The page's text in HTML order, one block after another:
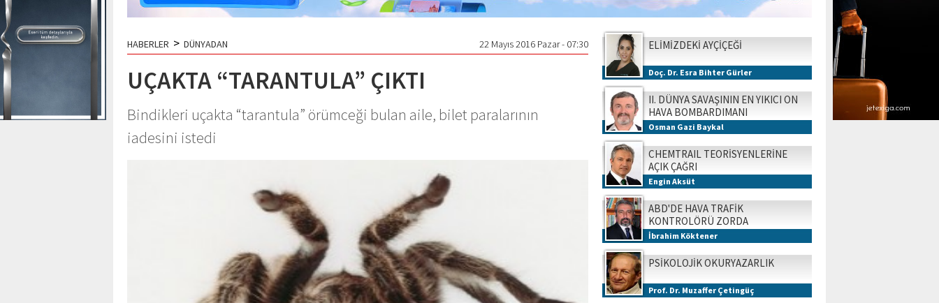
HABERLER > DÜNYADAN 22 Mayıs 2016 Pazar - 07:30
UÇAKTA “TARANTULA” ÇIKTI
Bindikleri uçakta “tarantula” örümceği bulan aile, bilet paralarının
iadesini istedi
ELİMİZDEKİ AYÇİÇEĞİ
Doç. Dr. Esra Bihter Gürler
II. DÜNYA SAVAŞININ EN YIKICI ON
HAVA BOMBARDIMANI
Osman Gazi Baykal
CHEMTRAIL TEORİSYENLERİNE
AÇIK ÇAĞRI
Engin Aksüt
ABD'DE HAVA TRAFİK
KONTROLÖRÜ ZORDA
İbrahim Köktener
PSİKOLOJİK OKURYAZARLIK
Prof. Dr. Muzaffer Çetingüç